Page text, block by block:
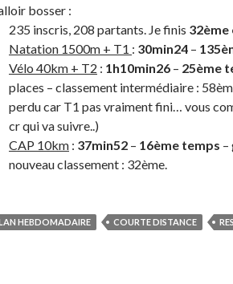
bosser :
235 inscris, 208 partants. Je finis 32ème
Natation 1500m + T1 : 30min24 –
Vélo 40km + T2 : 1h10min26 – 25ème
places – classement intermédiaire :
perdu car T1 pas vraiment fini… vous
cr qui va suivre..)
CAP 10km : 37min52 – 16ème temps –
nouveau classement : 32ème.
HEBDOMADAIRE COURTE DISTANCE